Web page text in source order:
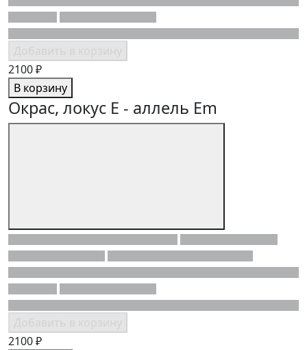
2100 ₽
В корзину
Окрас, локус E - аллель Em
2100 ₽